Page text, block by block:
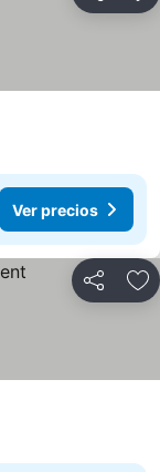
Ver precios
Compartir